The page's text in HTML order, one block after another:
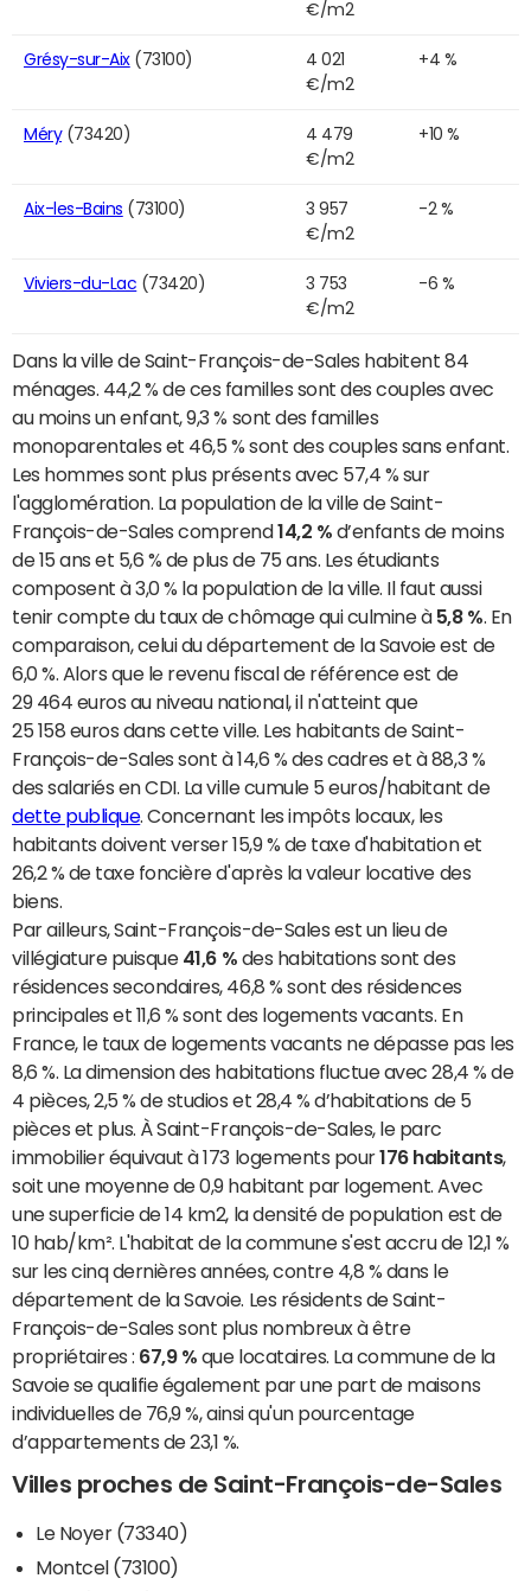
€/m2
Grésy-sur-Aix(73100)
4 021
€/m2
+4 %
Méry(73420)
4 479
€/m2
+10 %
Aix-les-Bains (73100)
3 957
€/m2
-2 %
Viviers-du-Lac (73420)
3 753
€/m2
-6 %
Dans la ville de Saint-François-de-Sales habitent 84
ménages. 44,2 % de ces familles sont des couples avec
au moins un enfant, 9,3 % sont des familles
monoparentales et 46,5 % sont des couples sans enfant.
Les hommes sont plus présents avec 57,4 % sur
l'agglomération. La population de la ville de Saint-
François-de-Sales comprend14,2 % d’enfants de moins
de 15 ans et 5,6 % de plus de 75 ans. Les étudiants
composent à 3,0 % la population de la ville. Il faut aussi
tenir compte du taux de chômage qui culmine à 5,8 %. En
comparaison, celui du département de la Savoie est de
6,0 %. Alors que le revenu fiscal de référence est de
29 464 euros au niveau national, il n'atteint que
25 158 euros dans cette ville. Les habitants de Saint-
François-de-Sales sont à 14,6 % des cadres et à 88,3 %
des salariés en CDI. La ville cumule 5 euros/habitant de
dette publique. Concernant les impôts locaux, les
habitants doivent verser 15,9 % de taxe d'habitation et
26,2 % de taxe foncière d'après la valeur locative des
biens.
Par ailleurs, Saint-François-de-Sales est un lieu de
villégiature puisque 41,6 % des habitations sont des
résidences secondaires, 46,8 % sont des résidences
principales et 11,6 % sont des logements vacants. En
France, le taux de logements vacants ne dépasse pas les
8,6 %. La dimension des habitations fluctue avec 28,4 % de
4 pièces, 2,5 % de studios et 28,4 % d’habitations de 5
pièces et plus. À Saint-François-de-Sales, le parc
immobilier équivaut à 173 logements pour176 habitants,
soit une moyenne de 0,9 habitant par logement. Avec
une superficie de 14 km2, la densité de population est de
10 hab/km². L'habitat de la commune s'est accru de 12,1 %
sur les cinq dernières années, contre 4,8 % dans le
département de la Savoie. Les résidents de Saint-
François-de-Sales sont plus nombreux à être
propriétaires : 67,9 % que locataires. La commune de la
Savoie se qualifie également par une part de maisons
individuelles de 76,9 %, ainsi qu'un pourcentage
d’appartements de 23,1 %.
Villes proches de Saint-François-de-Sales
Le Noyer (73340)
Montcel (73100)